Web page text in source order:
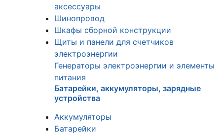
аксессуары
Шинопровод
Шкафы сборной конструкции
Щиты и панели для счетчиков
электроэнергии
Генераторы электроэнергии и элементы
питания
Батарейки, аккумуляторы, зарядные
устройства
Аккумуляторы
Батарейки